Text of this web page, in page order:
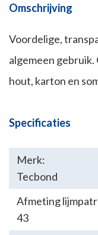
Omschrijving
Voordelige,
algemeen
hout, karton en
Specificaties
Merk:
Tecbond
Afmeting
43